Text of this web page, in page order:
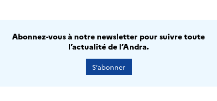
Abonnez-vous à notre newsletter pour suivre toute
l’actualité de l’Andra.
S’abonner